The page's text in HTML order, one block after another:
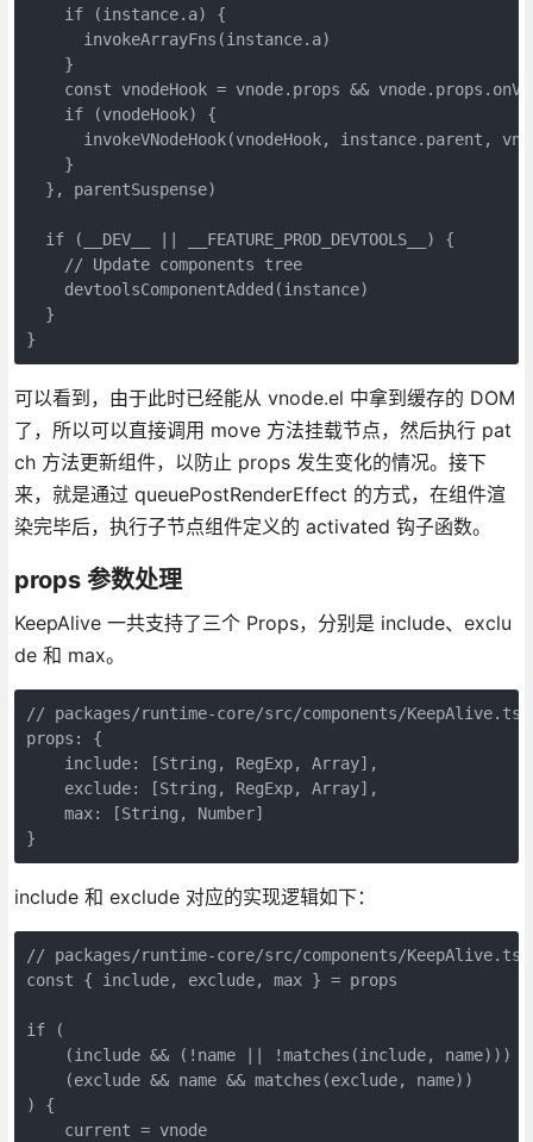
    if (instance.a) {
      invokeArrayFns(instance.a)
    }
const vnodeHook = vnode.props &&
    if (vnodeHook) {
invokeVNodeHook(vnodeHook, instance.parent,
    }
  }, parentSuspense)
  if (__DEV__ || __FEATURE_PROD_DEVTOOLS__) {
    // Update components tree
    devtoolsComponentAdded(instance)
  }
可以看到，由于此时已经能从 vnode.el 中拿到缓存的 DOM
了，所以可以直接调用 move 方法挂载节点，然后执行 pat
ch 方法更新组件，以防止 props 发生变化的情况。接下
来，就是通过 queuePostRenderEffect 的方式，在组件渲
染完毕后，执行子节点组件定义的 activated 钩子函数。
props 参数处理
KeepAlive 一共支持了三个 Props，分别是 include、exclu
de 和 max。
// packages/runtime-core/src/components/KeepAlive.ts
props: {
    include: [String, RegExp, Array],
    exclude: [String, RegExp, Array],
    max: [String, Number]
include 和 exclude 对应的实现逻辑如下：
// packages/runtime-core/src/components/KeepAlive.ts
const { include, exclude, max } = props
if (
(include && (!name || !matches(include, name)))
    (exclude && name && matches(exclude, name))
) {
    current = vnode